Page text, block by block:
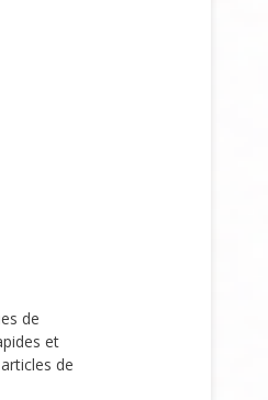
de
et
de